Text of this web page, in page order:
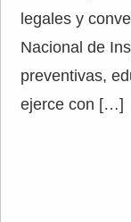
legales y
Nacional de
preventivas,
ejerce con […]